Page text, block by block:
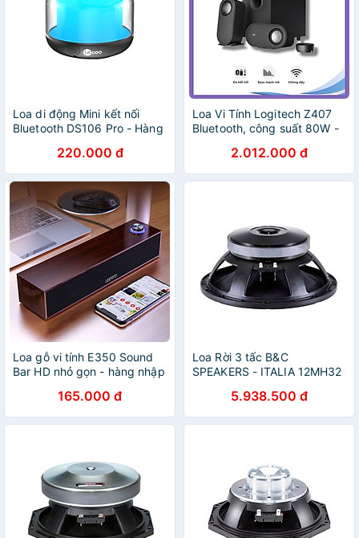
Loa di động Mini kết nối
Bluetooth DS106 Pro - Hàng
220.000 đ
Loa Vi Tính Logitech Z407
Bluetooth, công suất 80W -
2.012.000 đ
Loa gỗ vi tính E350 Sound
Bar HD nhỏ gọn - hàng nhập
165.000 đ
Loa Rời 3 tấc B&C
SPEAKERS - ITALIA 12MH32
5.938.500 đ